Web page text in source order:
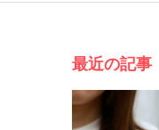
最近の記事